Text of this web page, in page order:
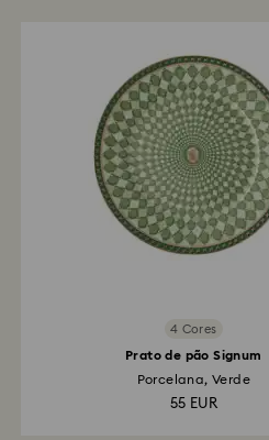
4 Cores
Prato de pão Signum
Porcelana, Verde
55 EUR